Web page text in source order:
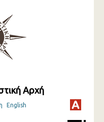
Αρχή
English